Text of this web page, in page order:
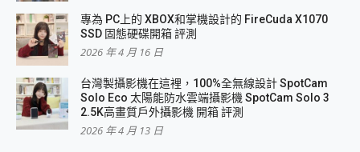
專為 PC上的 XBOX和掌機設計的 FireCuda X1070
SSD 固態硬碟開箱 評測
2026 年 4 月 16 日
台灣製攝影機在這裡，100%全無線設計 SpotCam
Solo Eco 太陽能防水雲端攝影機 SpotCam Solo 3
2.5K高畫質戶外攝影機 開箱 評測
2026 年 4 月 13 日